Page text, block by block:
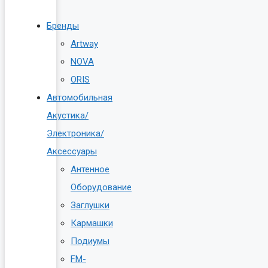
Бренды
Artway
NOVA
ORIS
Автомобильная
Акустика/
Электроника/
Аксессуары
Антенное
Оборудование
Заглушки
Кармашки
Подиумы
FM-